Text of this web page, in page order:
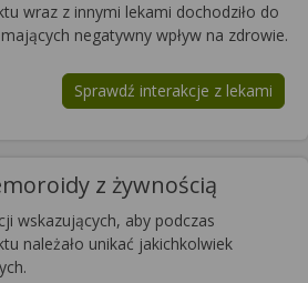
wraz z innymi lekami dochodziło do
negatywny wpływ na zdrowie.
Sprawdź interakcje z lekami
z żywnością
wskazujących, aby podczas
należało unikać jakichkolwiek